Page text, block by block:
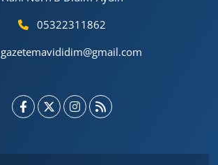
05322311862
gazetemavididim@gmail.com